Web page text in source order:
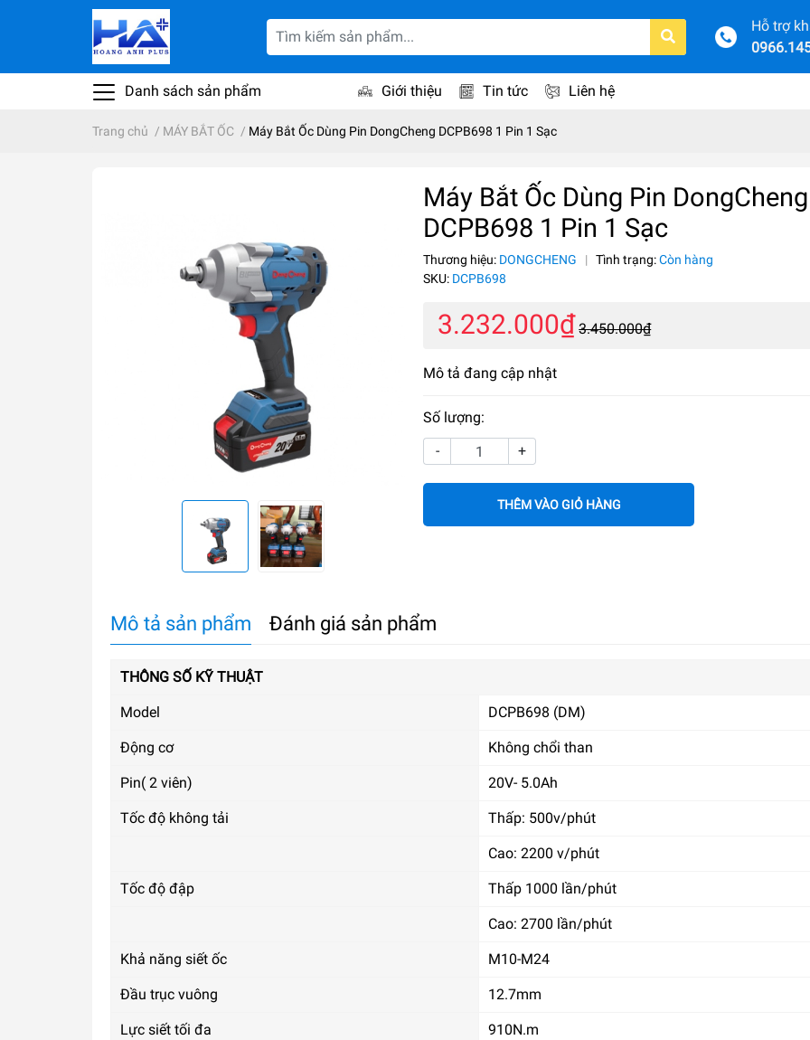
Hỗ trợ
Danh sách sản phẩm Giới thiệu Tin tức Liên hệ
Trang chủ / MÁY BẮT ỐC / Máy Bắt Ốc Dùng Pin DongCheng DCPB698 1 Pin 1 Sạc
Máy Bắt Ốc Dùng Pin DongCheng
DCPB698 1 Pin 1 Sạc
Thương hiệu: DONGCHENG | Tình trạng:Còn hàng
SKU: DCPB698
3.232.000₫ 3.450.000₫
Mô tả đang cập nhật
Số lượng:
-
+
THÊM VÀO GIỎ HÀNG
Mô tả sản phẩm Đánh giá sản phẩm
THÔNG SỐ KỸ THUẬT
Model DCPB698 (DM)
Động cơ Không chổi than
Pin( 2 viên) 20V- 5.0Ah
Tốc độ không tải Thấp: 500v/phút
Cao: 2200 v/phút
Tốc độ đập Thấp 1000 lần/phút
Cao: 2700 lần/phút
Khả năng siết ốc M10-M24
Đầu trục vuông 12.7mm
Lực siết tối đa 910N.m